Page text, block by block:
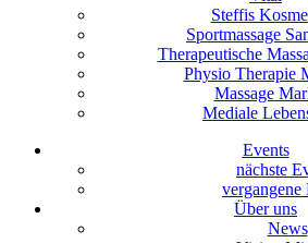
Steffis
Sportmassage
Therapeutische
Physio Therapie
Massage
Mediale
Events
nächste
vergangene
Über uns
News